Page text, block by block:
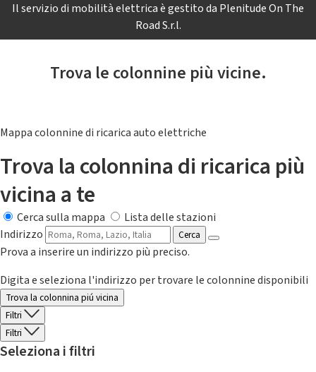
Il servizio di mobilità elettrica è gestito da Plenitude On The
Road S.r.l.
Trova le colonnine più vicine.
Mappa colonnine di ricarica auto elettriche
Trova la colonnina di ricarica più
vicina a te
Cerca sulla mappa
Lista delle stazioni
Indirizzo
Cerca
Prova a inserire un indirizzo più preciso.
Digita e seleziona l'indirizzo per trovare le colonnine disponibili
Trova la colonnina piú vicina
Filtri
Filtri
Seleziona i filtri